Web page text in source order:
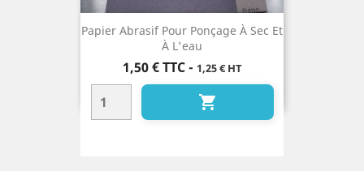
Papier Abrasif Pour Ponçage À Sec Et
À L'eau
Prix
1,50 € TTC- 1,25 € HT
